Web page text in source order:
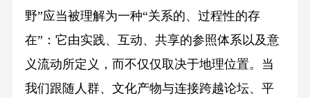
野”应当被理解为一种“关系的、过程性的存
在”：它由实践、互动、共享的参照体系以及意
义流动所定义，而不仅仅取决于地理位置。当
我们跟随人群、文化产物与连接跨越论坛、平